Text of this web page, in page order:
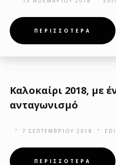
ΠΕΡΙΣΣΟΤΕΡΑ
Καλοκαίρι 2018, με
ανταγωνισμό
7 ΣΕΠΤΕΜΒΡΊΟΥ 2018
ΠΕΡΙΣΣΟΤΕΡΑ